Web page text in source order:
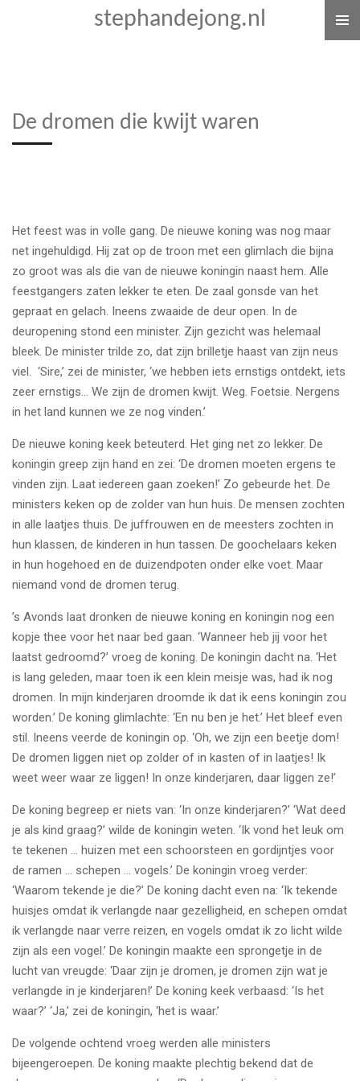
stephandejong.nl
De dromen die kwijt waren
Het feest was in volle gang. De nieuwe koning was nog maar
net ingehuldigd. Hij zat op de troon met een glimlach die bijna
zo groot was als die van de nieuwe koningin naast hem. Alle
feestgangers zaten lekker te eten. De zaal gonsde van het
gepraat en gelach. Ineens zwaaide de deur open. In de
deuropening stond een minister. Zijn gezicht was helemaal
bleek. De minister trilde zo, dat zijn brilletje haast van zijn neus
viel. ‘Sire,’ zei de minister, ‘we hebben iets ernstigs ontdekt, iets
zeer ernstigs… We zijn de dromen kwijt. Weg. Foetsie. Nergens
in het land kunnen we ze nog vinden.’
De nieuwe koning keek beteuterd. Het ging net zo lekker. De
koningin greep zijn hand en zei: ‘De dromen moeten ergens te
vinden zijn. Laat iedereen gaan zoeken!’ Zo gebeurde het. De
ministers keken op de zolder van hun huis. De mensen zochten
in alle laatjes thuis. De juffrouwen en de meesters zochten in
hun klassen, de kinderen in hun tassen. De goochelaars keken
in hun hogehoed en de duizendpoten onder elke voet. Maar
niemand vond de dromen terug.
’s Avonds laat dronken de nieuwe koning en koningin nog een
kopje thee voor het naar bed gaan. ‘Wanneer heb jij voor het
laatst gedroomd?’ vroeg de koning. De koningin dacht na. ‘Het
is lang geleden, maar toen ik een klein meisje was, had ik nog
dromen. In mijn kinderjaren droomde ik dat ik eens koningin zou
worden.’ De koning glimlachte: ‘En nu ben je het.’ Het bleef even
stil. Ineens veerde de koningin op. ‘Oh, we zijn een beetje dom!
De dromen liggen niet op zolder of in kasten of in laatjes! Ik
weet weer waar ze liggen! In onze kinderjaren, daar liggen ze!’
De koning begreep er niets van: ‘In onze kinderjaren?’ ‘Wat deed
je als kind graag?’ wilde de koningin weten. ‘Ik vond het leuk om
te tekenen … huizen met een schoorsteen en gordijntjes voor
de ramen … schepen … vogels.’ De koningin vroeg verder:
‘Waarom tekende je die?’ De koning dacht even na: ‘Ik tekende
huisjes omdat ik verlangde naar gezelligheid, en schepen omdat
ik verlangde naar verre reizen, en vogels omdat ik zo licht wilde
zijn als een vogel.’ De koningin maakte een sprongetje in de
lucht van vreugde: ‘Daar zijn je dromen, je dromen zijn wat je
verlangde in je kinderjaren!’ De koning keek verbaasd: ‘Is het
waar?’ ‘Ja,’ zei de koningin, ‘het is waar.’
De volgende ochtend vroeg werden alle ministers
bijeengeroepen. De koning maakte plechtig bekend dat de